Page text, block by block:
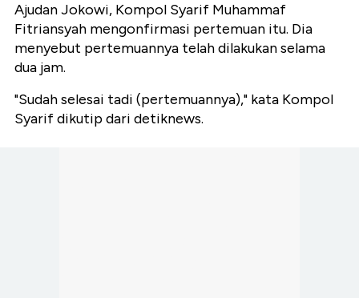
Ajudan Jokowi, Kompol Syarif Muhammaf
Fitriansyah mengonfirmasi pertemuan itu. Dia
menyebut pertemuannya telah dilakukan selama
dua jam.
"Sudah selesai tadi (pertemuannya)," kata Kompol
Syarif dikutip dari detiknews.